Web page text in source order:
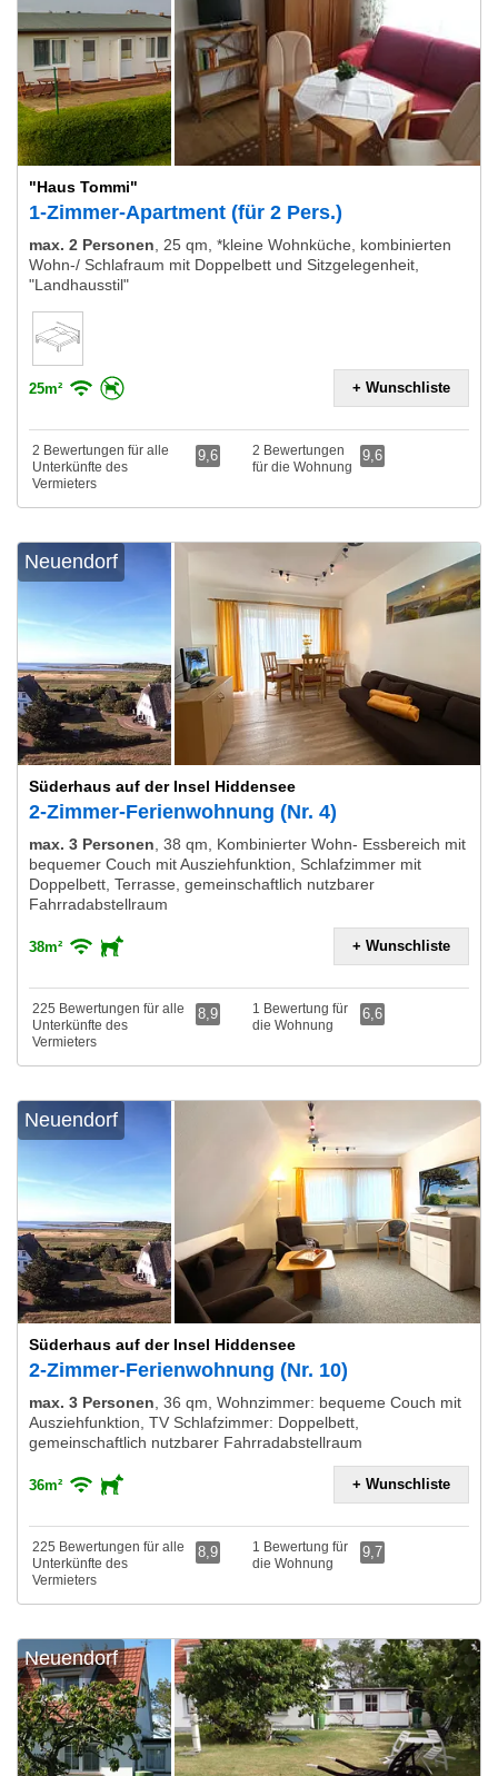
"Haus Tommi"
1-Zimmer-Apartment (für 2 Pers.)
max. 2 Personen
25 qm, *kleine Wohnküche, kombinierten
Wohn-/ Schlafraum mit Doppelbett und Sitzgelegenheit,
"Landhausstil"
25m² + Wunschliste
2 Bewertungen für alle
Unterkünfte des
Vermieters
9,6
2 Bewertungen
für die Wohnung
9,6
Neuendorf
Süderhaus auf der Insel Hiddensee
2-Zimmer-Ferienwohnung (Nr. 4)
max. 3 Personen 38 qm, Kombinierter Wohn- Essbereich mit
bequemer Couch mit Ausziehfunktion, Schlafzimmer mit
Doppelbett, Terrasse, gemeinschaftlich nutzbarer
Fahrradabstellraum
38m² + Wunschliste
225 Bewertungen für alle
Unterkünfte des
Vermieters
8,9
1 Bewertung für
die Wohnung
6,6
Neuendorf
Süderhaus auf der Insel Hiddensee
2-Zimmer-Ferienwohnung (Nr. 10)
max. 3 Personen 36 qm, Wohnzimmer: bequeme Couch mit
Ausziehfunktion, TV Schlafzimmer: Doppelbett,
gemeinschaftlich nutzbarer Fahrradabstellraum
36m² + Wunschliste
225 Bewertungen für alle
Unterkünfte des
Vermieters
8,9
1 Bewertung für
die Wohnung
9,7
Neuendorf